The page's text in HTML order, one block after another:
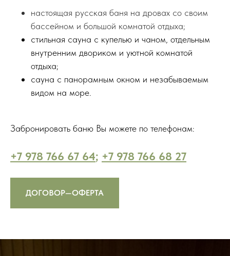
настоящая русская баня на дровах со своим
бассейном и большой комнатой отдыха;
стильная сауна с купелью и чаном, отдельным
внутренним двориком и уютной комнатой
отдыха;
сауна с панорамным окном и незабываемым
видом на море.
Забронировать баню Вы можете по телефонам:
+7 978 766 67 64; +7 978 766 68 27
ДОГОВОР—ОФЕРТА